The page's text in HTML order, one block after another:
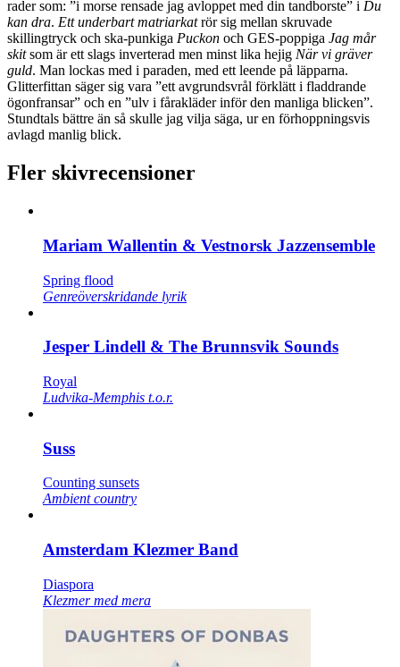
rader som: ”i morse rensade jag avloppet med din tandborste” i Du
kan dra. Ett underbart matriarkatrör sig mellan skruvade
skillingtryck och ska-punkiga Puckon och GES-poppiga Jag mår
skitsom är ett slags inverterad men minst lika hejig När vi gräver
guld. Man lockas med i paraden, med ett leende på läpparna.
Glitterfittan säger sig vara ”ett avgrundsvrål förklätt i fladdrande
ögonfransar” och en ”ulv i fårakläder inför den manliga blicken”.
Stundtals bättre än så skulle jag vilja säga, ur en förhoppningsvis
avlagd manlig blick.
Fler skivrecensioner
Mariam Wallentin & Vestnorsk Jazzensemble
Spring flood
Genreöverskridande lyrik
Jesper Lindell & The Brunnsvik Sounds
Royal
Ludvika-Memphis t.o.r.
Suss
Counting sunsets
Ambient country
Amsterdam Klezmer Band
Diaspora
Klezmer med mera